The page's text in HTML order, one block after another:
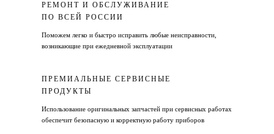
РЕМОНТ И ОБСЛУЖИВАНИЕ
ПО ВСЕЙ РОССИИ
Поможем легко и быстро исправить любые неисправности,
возникающие при ежедневной эксплуатации
ПРЕМИАЛЬНЫЕ СЕРВИСНЫЕ
ПРОДУКТЫ
Использование оригинальных запчастей при сервисных работах
обеспечит безопасную и корректную работу приборов